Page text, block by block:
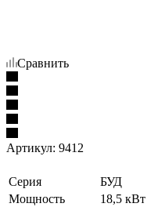
Сравнить
Артикул: 9412
Серия
БУД
Мощность
18,5 кВт